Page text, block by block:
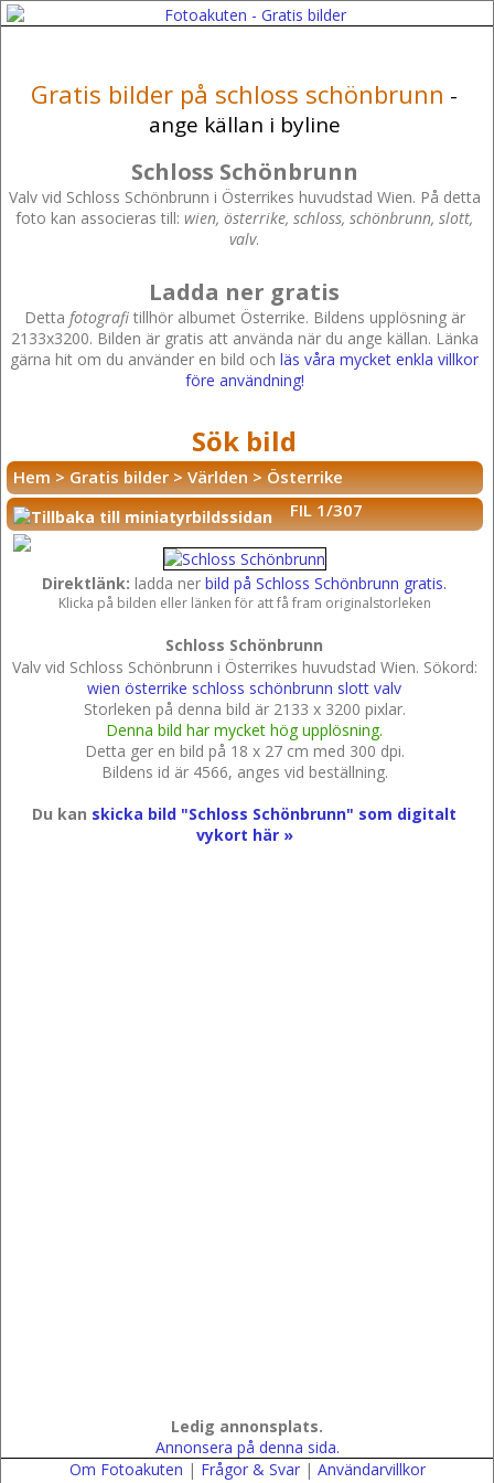
Gratis bilder på schloss schönbrunn -
ange källan i byline
Schloss Schönbrunn
Valv vid Schloss Schönbrunn i Österrikes huvudstad Wien. På detta
foto kan associeras till:wien, österrike, schloss, schönbrunn, slott,
valv.
Ladda ner gratis
Detta fotografitillhör albumet Österrike. Bildens upplösning är
2133x3200. Bilden är gratis att använda när du ange källan. Länka
gärna hit om du använder en bild ochläs våra mycket enkla villkor
före användning!
Sök bild
Hem>Gratis bilder>Världen>Österrike
FIL 1/307
Direktlänk: ladda nerbild på Schloss Schönbrunn gratis.
Klicka på bilden eller länken för att få fram originalstorleken
Schloss Schönbrunn
Valv vid Schloss Schönbrunn i Österrikes huvudstad Wien. Sökord:
wien österrike schloss schönbrunn slott valv
Storleken på denna bild är 2133 x 3200 pixlar.
Denna bild har mycket hög upplösning.
Detta ger en bild på 18 x 27 cm med 300 dpi.
Bildens id är 4566, anges vid beställning.
Du kan skicka bild "Schloss Schönbrunn" som digitalt
vykort här »
Ledig annonsplats.
Annonsera på denna sida.
Om Fotoakuten | Frågor & Svar| Användarvillkor